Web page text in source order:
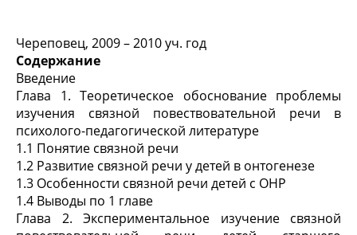
Череповец, 2009 – 2010 уч. год
Содержание
Введение
Глава 1. Теоретическое обоснование проблемы
изучения связной повествовательной речи в
психолого-педагогической литературе
1.1 Понятие связной речи
1.2 Развитие связной речи у детей в онтогенезе
1.3 Особенности связной речи детей с ОНР
1.4 Выводы по 1 главе
Глава 2. Экспериментальное изучение связной